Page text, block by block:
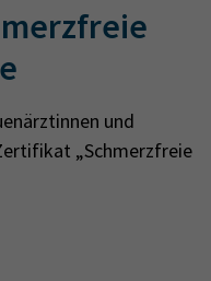
und
„Schmerzfreie